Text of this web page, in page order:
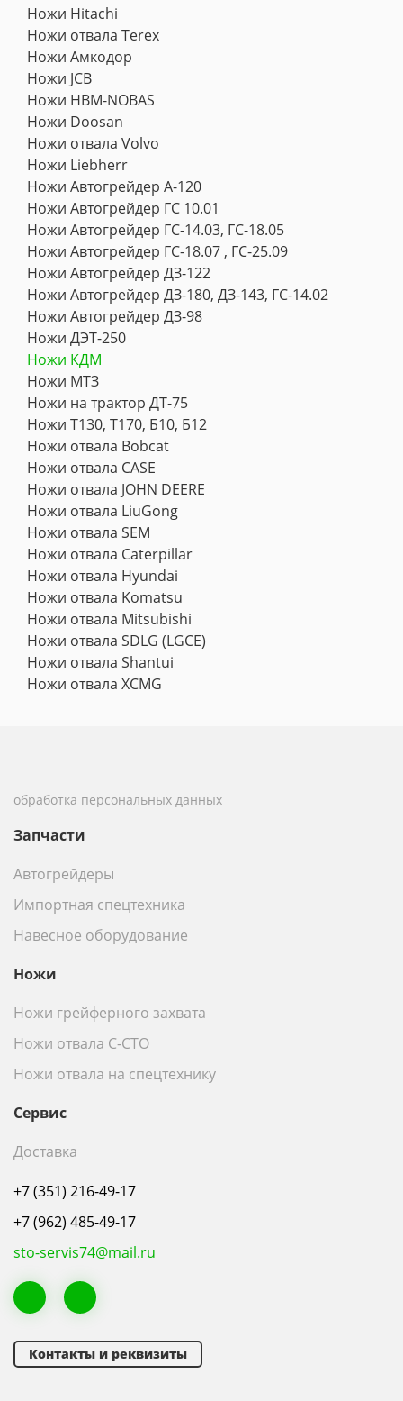
Ножи Hitachi
Ножи отвала Terex
Ножи Амкодор
Ножи JCB
Ножи HBM-NOBAS
Ножи Doosan
Ножи отвала Volvo
Ножи Liebherr
Ножи Автогрейдер А-120
Ножи Автогрейдер ГС 10.01
Ножи Автогрейдер ГС-14.03, ГС-18.05
Ножи Автогрейдер ГС-18.07 , ГС-25.09
Ножи Автогрейдер ДЗ-122
Ножи Автогрейдер ДЗ-180, ДЗ-143, ГС-14.02
Ножи Автогрейдер ДЗ-98
Ножи ДЭТ-250
Ножи КДМ
Ножи МТЗ
Ножи на трактор ДТ-75
Ножи Т130, Т170, Б10, Б12
Ножи отвала Bobcat
Ножи отвала CASE
Ножи отвала JOHN DEERE
Ножи отвала LiuGong
Ножи отвала SEM
Ножи отвала Caterpillar
Ножи отвала Hyundai
Ножи отвала Komatsu
Ножи отвала Mitsubishi
Ножи отвала SDLG (LGCE)
Ножи отвала Shantui
Ножи отвала XCMG
обработка персональных данных
Запчасти
Автогрейдеры
Импортная спецтехника
Навесное оборудование
Ножи
Ножи грейферного захвата
Ножи отвала С-СТО
Ножи отвала на спецтехнику
Сервис
Доставка
+7 (351) 216-49-17
+7 (962) 485-49-17
sto-servis74@mail.ru
Контакты и реквизиты